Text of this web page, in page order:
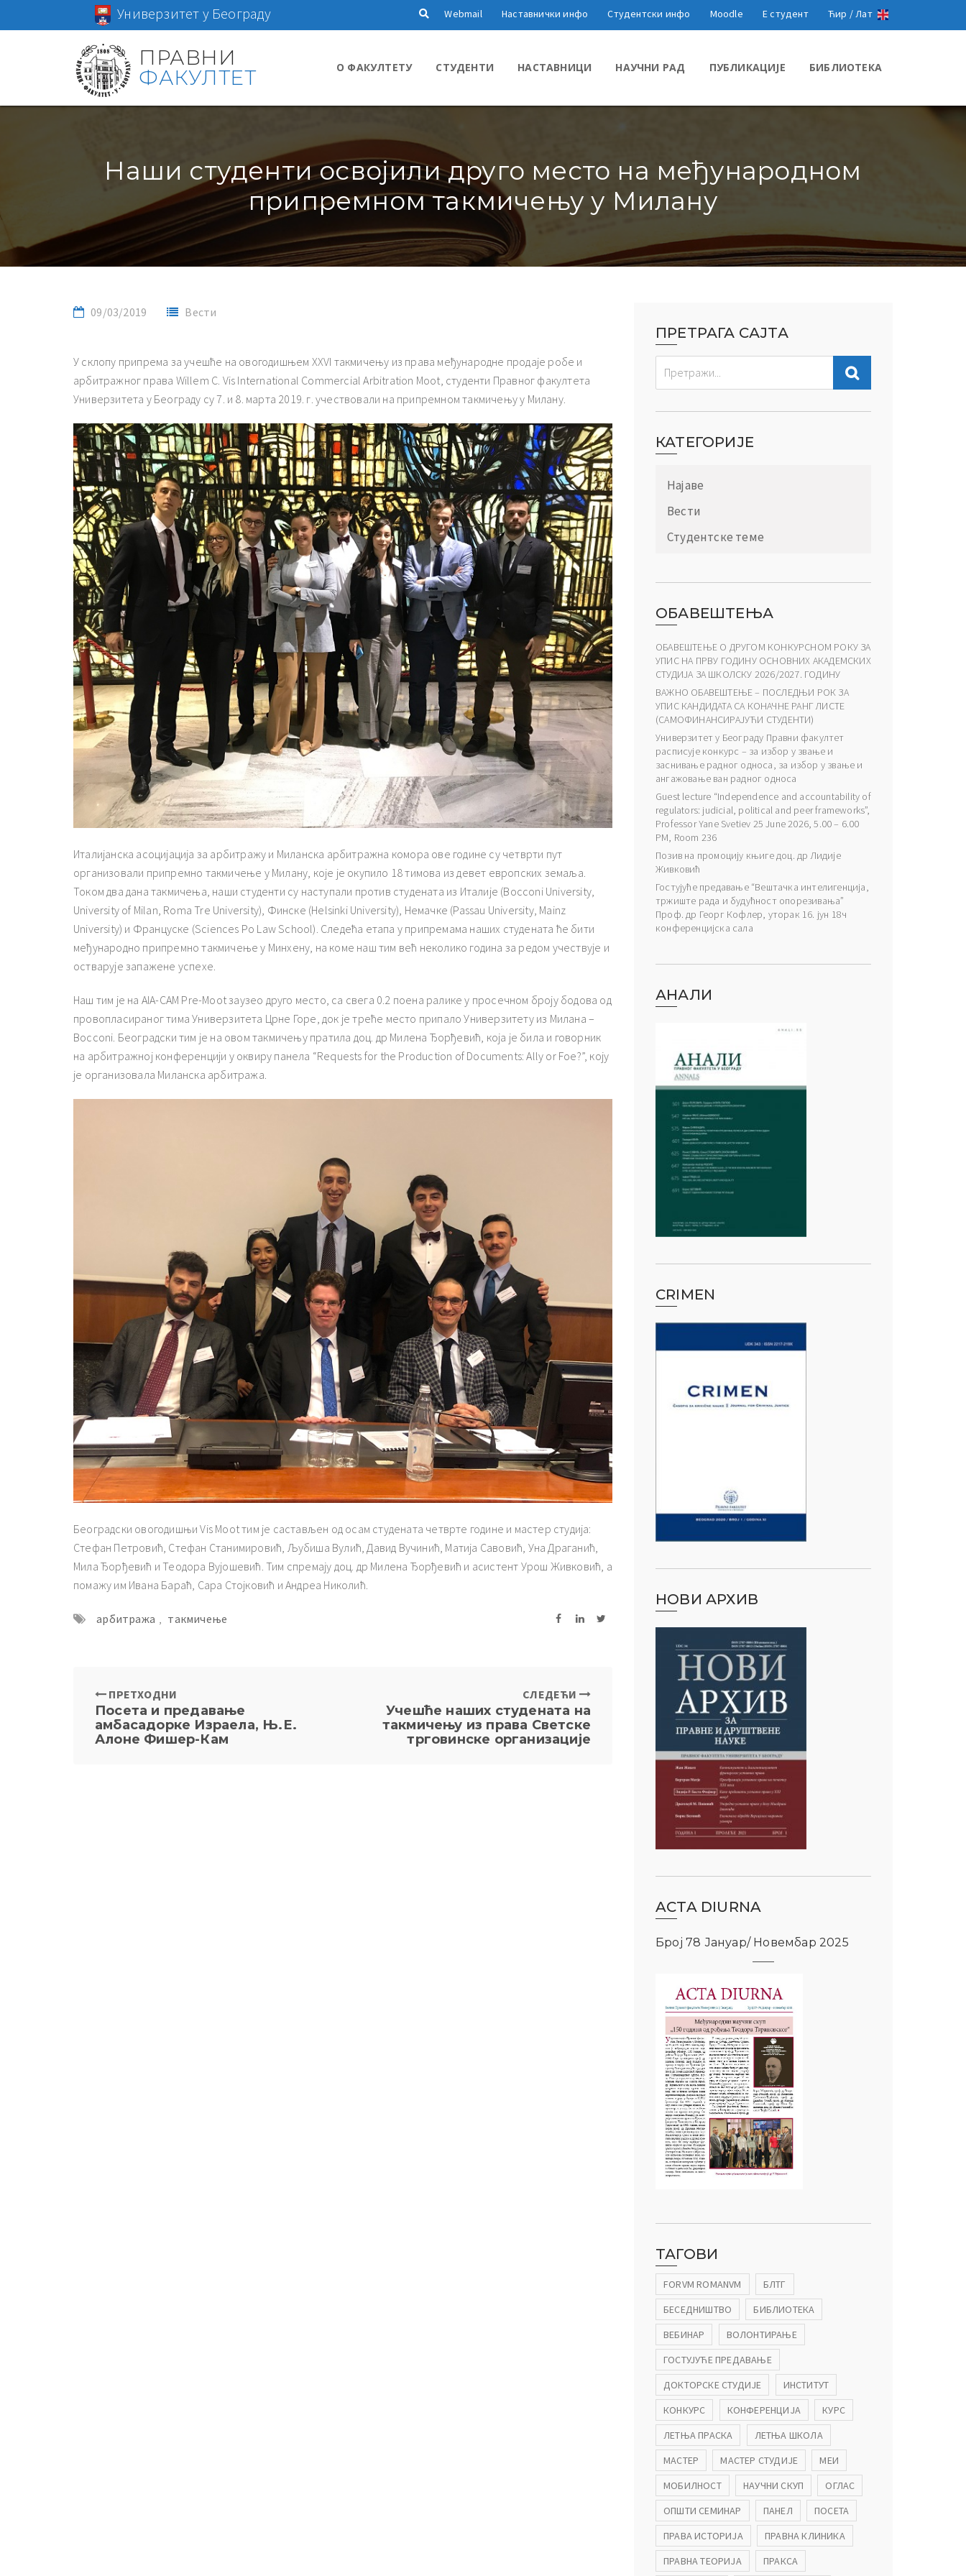
Универзитет у Београду Webmail Наставнички инфо Студентски инфо Moodle Е студент Ћир /Лат
ПРАВНИ
ФАКУЛТЕТ
О ФАКУЛТЕТУ СТУДЕНТИ НАСТАВНИЦИ НАУЧНИ РАД ПУБЛИКАЦИЈЕ БИБЛИОТЕКА
Наши студенти освојили друго место на међународном
припремном такмичењу у Милану
09/03/2019 Вести
У склопу припрема за учешће на овогодишњем XXVI такмичењу из права међународне продаје робе и
арбитражног права Willem C. Vis International Commercial Arbitration Moot, студенти Правног факултета
Универзитета у Београду су 7. и 8. марта 2019. г. учествовали на припремном такмичењу у Милану.
Италијанска асоцијација за арбитражу и Миланска арбитражна комора ове године су четврти пут
организовали припремно такмичење у Милану, које је окупило 18 тимова из девет европских земаља.
Током два дана такмичења, наши студенти су наступали против студената из Италије (Bocconi University,
University of Milan, Roma Tre University), Финске (Helsinki University), Немачке (Passau University, Mainz
University) и Француске (Sciences Po Law School). Следећа етапа у припремама наших студената ће бити
међународно припремно такмичење у Минхену, на коме наш тим већ неколико година за редом учествује и
остварује запажене успехе.
Наш тим је на AIA-CAM Pre-Moot заузео друго место, са свега 0.2 поена ралике у просечном броју бодова од
провопласираног тима Универзитета Црне Горе, док је треће место припало Универзитету из Милана –
Bocconi. Београдски тим је на овом такмичењу пратила доц. др Милена Ђорђевић, која је била и говорник
на арбитражној конференцији у оквиру панела “Requests for the Production of Documents: Ally or Foe?”, коју
је организовала Миланска арбитража.
Београдски овогодишњи Vis Moot тим је састављен од осам студената четврте године и мастер студија:
Стефан Петровић, Стефан Станимировић, Љубиша Вулић, Давид Вучинић, Матија Савовић, Уна Драганић,
Мила Ђорђевић и Теодора Вујошевић. Тим спремају доц. др Милена Ђорђевић и асистент Урош Живковић, а
помажу им Ивана Бараћ, Сара Стојковић и Андреа Николић.
арбитража такмичење
ПРЕТХОДНИ
Посета и предавање
амбасадорке Израела, Њ.Е.
Алоне Фишер-Кам
СЛЕДЕЋИ
Учешће наших студената на
такмичењу из права Светске
трговинске организације
ПРЕТРАГА САЈТА
КАТЕГОРИЈЕ
Најаве
Вести
Студентске теме
ОБАВЕШТЕЊА
ОБАВЕШТЕЊЕ О ДРУГОМ КОНКУРСНОМ РОКУ ЗА
УПИС НА ПРВУ ГОДИНУ ОСНОВНИХ АКАДЕМСКИХ
СТУДИЈА ЗА ШКОЛСКУ 2026/2027. ГОДИНУ
ВАЖНО ОБАВЕШТЕЊЕ – ПОСЛЕДЊИ РОК ЗА
УПИС КАНДИДАТА СА КОНАЧНЕ РАНГ ЛИСТЕ
(САМОФИНАНСИРАЈУЋИ СТУДЕНТИ)
Универзитет у Београду Правни факултет
расписује конкурс – за избор у звање и
заснивање радног односа, за избор у звање и
ангажовање ван радног односа
Guest lecture “Independence and accountability of
regulators: judicial, political and peer frameworks”,
Professor Yane Svetiev 25 June 2026, 5.00 – 6.00
PM, Room 236
Позив на промоцију књиге доц. др Лидије
Живковић
Гостујуће предавање “Вештачка интелигенција,
тржиште рада и будућност опорезивања”
Проф. др Георг Кофлер, уторак 16. јун 18ч
конференцијска сала
АНАЛИ
CRIMEN
НОВИ АРХИВ
ACTA DIURNA
Број 78 Јануар/ Новембар 2025
ТАГОВИ
FORVM ROMANVM
БЛТГ
БЕСЕДНИШТВО
БИБЛИОТЕКА
ВЕБИНАР
ВОЛОНТИРАЊЕ
ГОСТУЈУЋЕ ПРЕДАВАЊЕ
ДОКТОРСКЕ СТУДИЈЕ
ИНСТИТУТ
КОНКУРС
КОНФЕРЕНЦИЈА
КУРС
ЛЕТЊА ПРАСКА
ЛЕТЊА ШКОЛА
МАСТЕР
МАСТЕР СТУДИЈЕ
МЕИ
МОБИЛНОСТ
НАУЧНИ СКУП
ОГЛАС
ОПШТИ СЕМИНАР
ПАНЕЛ
ПОСЕТА
ПРАВА ИСТОРИЈА
ПРАВНА КЛИНИКА
ПРАВНА ТЕОРИЈА
ПРАКСА